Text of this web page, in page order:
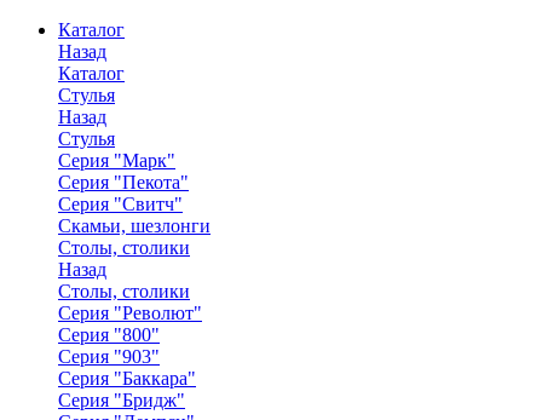
Каталог
Назад
Каталог
Стулья
Назад
Стулья
Серия "Марк"
Серия "Пекота"
Серия "Свитч"
Скамьи, шезлонги
Столы, столики
Назад
Столы, столики
Серия "Револют"
Серия "800"
Серия "903"
Серия "Баккара"
Серия "Бридж"